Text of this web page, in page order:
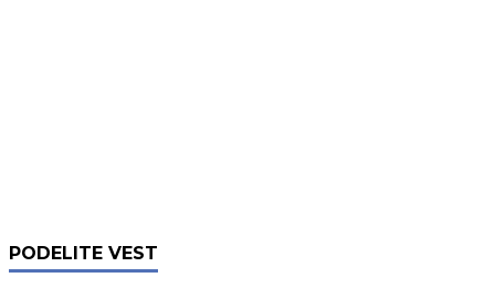
PODELITE VEST